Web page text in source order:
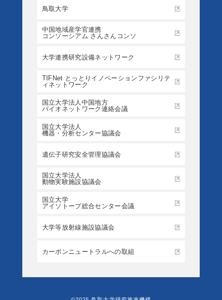
鳥取大学
中国地域産学官連携
コンソーシアム さんさんコンソ
大学連携研究設備ネットワーク
TIFNet とっとりイノベーションファシリテ
ィネットワーク
国立大学法人中国地方
バイオネットワーク連絡会議
国立大学法人
機器・分析センター協議会
遺伝子研究安全管理協議会
国立大学法人
動物実験施設協議会
国立大学
アイソトープ総合センター会議
大学等放射線施設協議会
カーボンニュートラルへの取組